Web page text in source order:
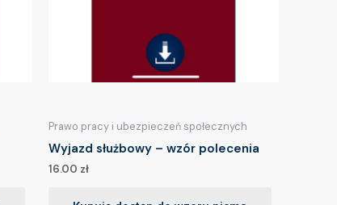
Prawo pracy i ubezpieczeń społecznych
Wyjazd służbowy – wzór polecenia
16.00 zł